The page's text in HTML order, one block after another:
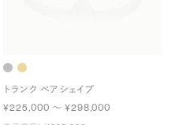
トランク ペアシェイプ
¥225,000 〜 ¥298,000